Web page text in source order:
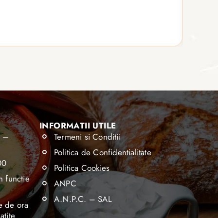
–
functie
de ora
INFORMATII UTILE
Termeni si Conditii
Politica de Confidentialitate
Politica Cookies
ANPC
A.N.P.C. – SAL